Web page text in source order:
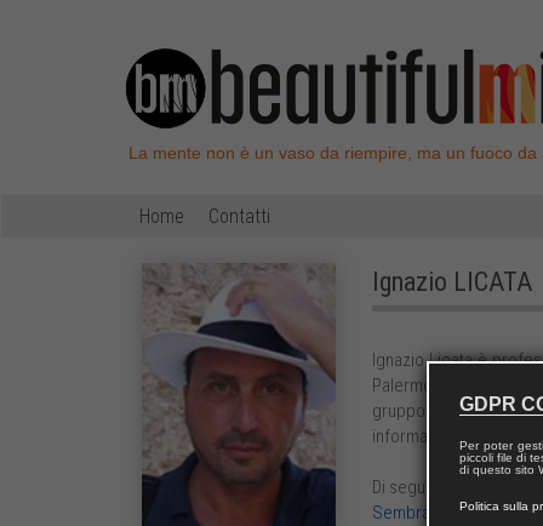
La mente non è un vaso da riempire, ma un fuoco da
Home Contatti
Ignazio LICATA
Ignazio Licata è
Palermo. Le sue
gruppo alla
informatica.
Di seguito articoli
Sembravano alieni, ma
GDPR
Per poter
piccoli file di
di questo sito
Politica sulla